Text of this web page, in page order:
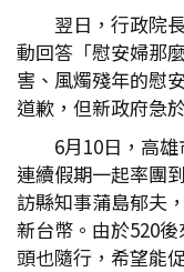
翌日，行政院
動回答「慰安婦那
害、風燭殘年的慰
道歉，但新政府急
6月10日，高
連續假期一起率團
訪縣知事蒲島郁夫
新台幣。由於520
頭也隨行，希望能